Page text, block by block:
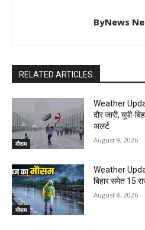
ByNews
RELATED ARTICLES
मौसम
Weather
दौर जारी, यूपी-
अलर्ट
August 9, 2026
मौसम
Weather
बिहार समेत 15
August 8, 2026